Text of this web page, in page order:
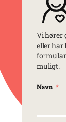
Vi hører
eller har
muligt.
Navn